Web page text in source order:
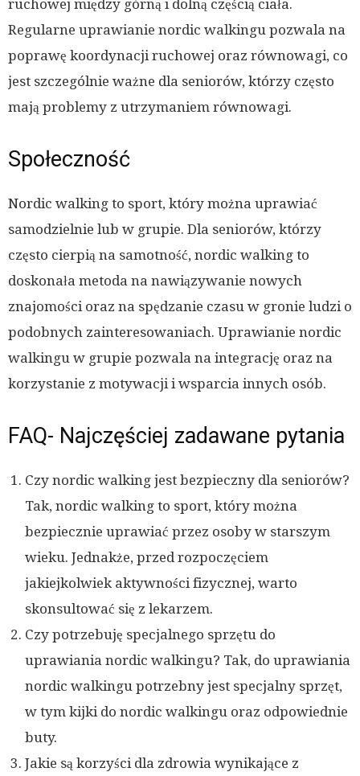
ruchowej między górną i dolną częścią ciała.
Regularne uprawianie nordic walkingu pozwala na
poprawę koordynacji ruchowej oraz równowagi, co
jest szczególnie ważne dla seniorów, którzy często
mają problemy z utrzymaniem równowagi.
Społeczność
Nordic walking to sport, który można uprawiać
samodzielnie lub w grupie. Dla seniorów, którzy
często cierpią na samotność, nordic walking to
doskonała metoda na nawiązywanie nowych
znajomości oraz na spędzanie czasu w gronie ludzi o
podobnych zainteresowaniach. Uprawianie nordic
walkingu w grupie pozwala na integrację oraz na
korzystanie z motywacji i wsparcia innych osób.
FAQ- Najczęściej zadawane pytania
Czy nordic walking jest bezpieczny dla seniorów?
Tak, nordic walking to sport, który można
bezpiecznie uprawiać przez osoby w starszym
wieku. Jednakże, przed rozpoczęciem
jakiejkolwiek aktywności fizycznej, warto
skonsultować się z lekarzem.
Czy potrzebuję specjalnego sprzętu do
uprawiania nordic walkingu? Tak, do uprawiania
nordic walkingu potrzebny jest specjalny sprzęt,
w tym kijki do nordic walkingu oraz odpowiednie
buty.
Jakie są korzyści dla zdrowia wynikające z